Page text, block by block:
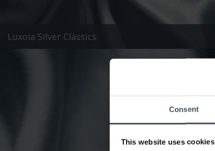
Consent
This website uses cookies
Luxoia Silver Classics